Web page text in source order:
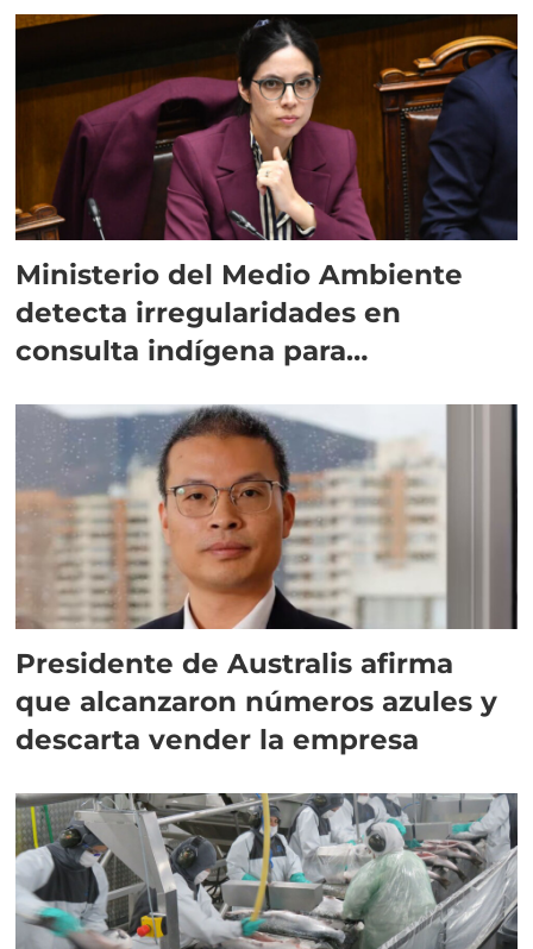
Ministerio del Medio Ambiente
detecta irregularidades en
consulta indígena para
Presidente de Australis afirma
que alcanzaron números azules y
descarta vender la empresa